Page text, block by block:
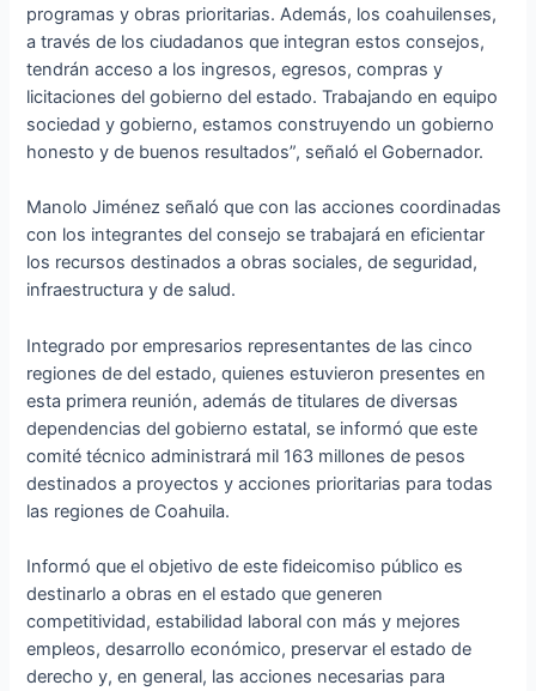
programas y obras prioritarias. Además, los coahuilenses,
a través de los ciudadanos que integran estos consejos,
tendrán acceso a los ingresos, egresos, compras y
licitaciones del gobierno del estado. Trabajando en equipo
sociedad y gobierno, estamos construyendo un gobierno
honesto y de buenos resultados”, señaló el Gobernador.
Manolo Jiménez señaló que con las acciones coordinadas
con los integrantes del consejo se trabajará en eficientar
los recursos destinados a obras sociales, de seguridad,
infraestructura y de salud.
Integrado por empresarios representantes de las cinco
regiones de del estado, quienes estuvieron presentes en
esta primera reunión, además de titulares de diversas
dependencias del gobierno estatal, se informó que este
comité técnico administrará mil 163 millones de pesos
destinados a proyectos y acciones prioritarias para todas
las regiones de Coahuila.
Informó que el objetivo de este fideicomiso público es
destinarlo a obras en el estado que generen
competitividad, estabilidad laboral con más y mejores
empleos, desarrollo económico, preservar el estado de
derecho y, en general, las acciones necesarias para